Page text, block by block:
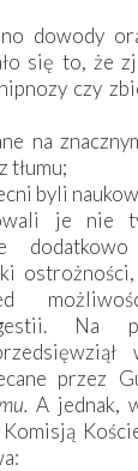
dowody
się to, że
czy
na
tłumu;
byli
je nie
dodatkowo
Na
przez
A jednak,